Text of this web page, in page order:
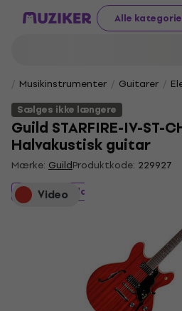
Alle
Musikinstrumenter Guitarer
Sælges ikke længere
Guild STARFIRE-IV-ST-
Halvakustisk guitar
Mærke: GuildProduktkode: 229927
Video
Sælges ikke længere